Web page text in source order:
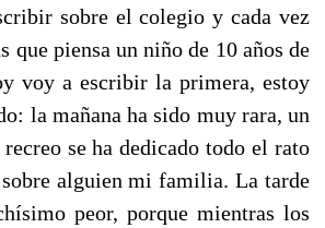
sobre el colegio y cada vez
que piensa un niño de 10 años de
voy a escribir la primera, estoy
la mañana ha sido muy rara, un
se ha dedicado todo el rato
alguien mi familia. La tarde
peor, porque mientras los